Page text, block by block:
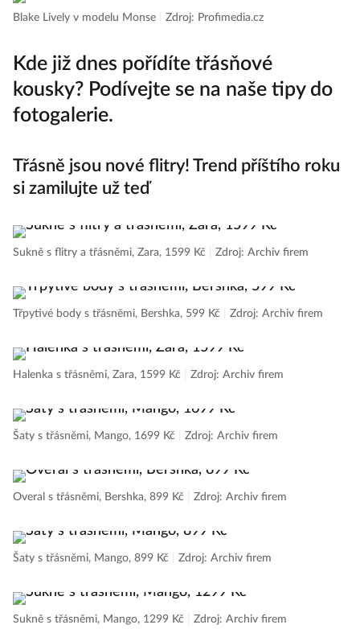
Blake Lively v modelu Monse Zdroj: Profimedia.cz
Kde již dnes pořídíte třásňové
kousky? Podívejte se na naše tipy do
fotogalerie.
Třásně jsou nové flitry! Trend příštího roku
si zamilujte už teď
Sukně s flitry a třásněmi, Zara, 1599 Kč Zdroj: Archiv firem
Třpytivé body s třásněmi, Bershka, 599 Kč Zdroj: Archiv firem
Halenka s třásněmi, Zara, 1599 Kč Zdroj: Archiv firem
Šaty s třásněmi, Mango, 1699 Kč Zdroj: Archiv firem
Overal s třásněmi, Bershka, 899 Kč Zdroj: Archiv firem
Šaty s třásněmi, Mango, 899 Kč Zdroj: Archiv firem
Sukně s třásněmi, Mango, 1299 Kč Zdroj: Archiv firem